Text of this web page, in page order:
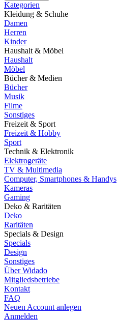
Kategorien
Kleidung & Schuhe
Damen
Herren
Kinder
Haushalt & Möbel
Haushalt
Möbel
Bücher & Medien
Bücher
Musik
Filme
Sonstiges
Freizeit & Sport
Freizeit & Hobby
Sport
Technik & Elektronik
Elektrogeräte
TV & Multimedia
Computer, Smartphones & Handys
Kameras
Gaming
Deko & Raritäten
Deko
Raritäten
Specials & Design
Specials
Design
Sonstiges
Über Widado
Mitgliedsbetriebe
Kontakt
FAQ
Neuen Account anlegen
Anmelden